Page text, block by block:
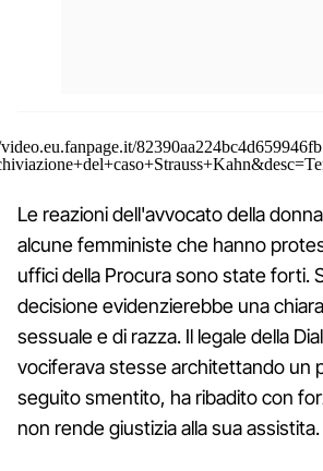
Le reazioni dell'avvocato della
alcune femministe che hanno
uffici della Procura sono state forti.
decisione evidenzierebbe una
sessuale e di razza. Il legale della
vociferava stesse architettando un
seguito smentito, ha ribadito con
non rende giustizia alla sua assistita.